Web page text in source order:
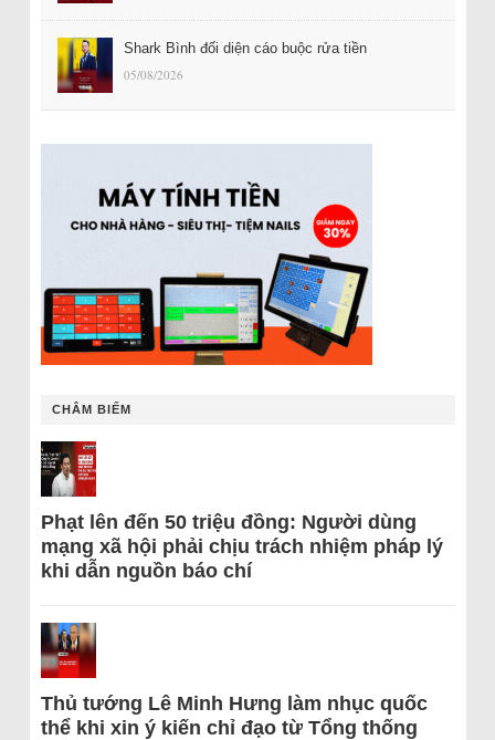
Shark Bình đối diện cáo buộc rửa tiền
05/08/2026
CHÂM BIẾM
Phạt lên đến 50 triệu đồng: Người dùng
mạng xã hội phải chịu trách nhiệm pháp lý
khi dẫn nguồn báo chí
Thủ tướng Lê Minh Hưng làm nhục quốc
thể khi xin ý kiến chỉ đạo từ Tổng thống